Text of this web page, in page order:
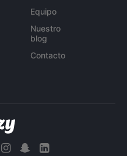
Equipo
Nuestro
blog
Contacto